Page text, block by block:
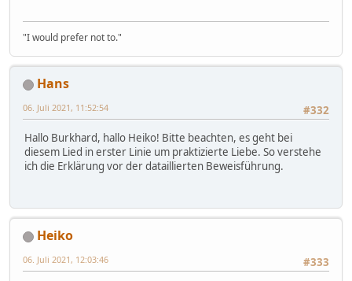
"I would prefer not to."
Hans
#332
06. Juli 2021, 11:52:54
Hallo Burkhard, hallo Heiko! Bitte beachten, es geht bei
diesem Lied in erster Linie um praktizierte Liebe. So verstehe
ich die Erklärung vor der dataillierten Beweisführung.
Heiko
#333
06. Juli 2021, 12:03:46